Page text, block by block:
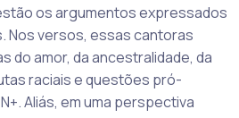
os argumentos expressados
Nos versos, essas cantoras
do amor, da ancestralidade, da
raciais e questões pró-
Aliás, em uma perspectiva